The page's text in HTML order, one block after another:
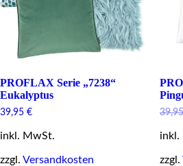
PROFLAX Serie „7238“
Eukalyptus
39,95 €
inkl. MwSt.
zzgl. Versandkosten
inkl.
zzgl.